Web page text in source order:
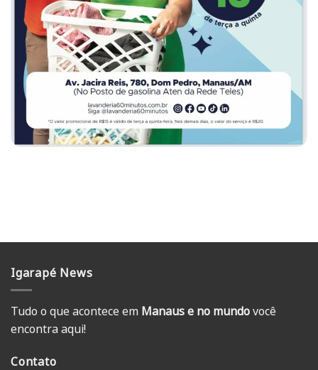
Igarapé News
Tudo o que acontece em Manaus e no mundovocê
encontra aqui!
Contato